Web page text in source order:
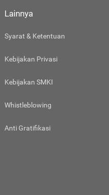
Lainnya
Syarat & Ketentuan
Kebijakan Privasi
Kebijakan SMKI
Whistleblowing
Anti Gratifikasi